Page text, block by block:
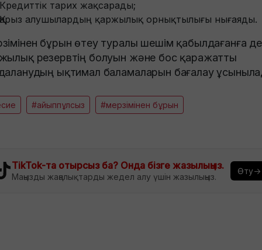
Кредиттік тарих жақсарады;
Қарыз алушылардың қаржылық орнықтылығы нығаяды.
бұрын өтеу туралы шешім қабылдағанға
резервтің болуын және бос қаражатты
ықтимал баламаларын бағалау
#айыппұлсыз #мерзімінен бұрын
TikTok-та отырсыз ба? Онда бізге жазылыңыз.
Маңызды жаңалықтарды жедел алу үшін жазылыңыз.
Өту→